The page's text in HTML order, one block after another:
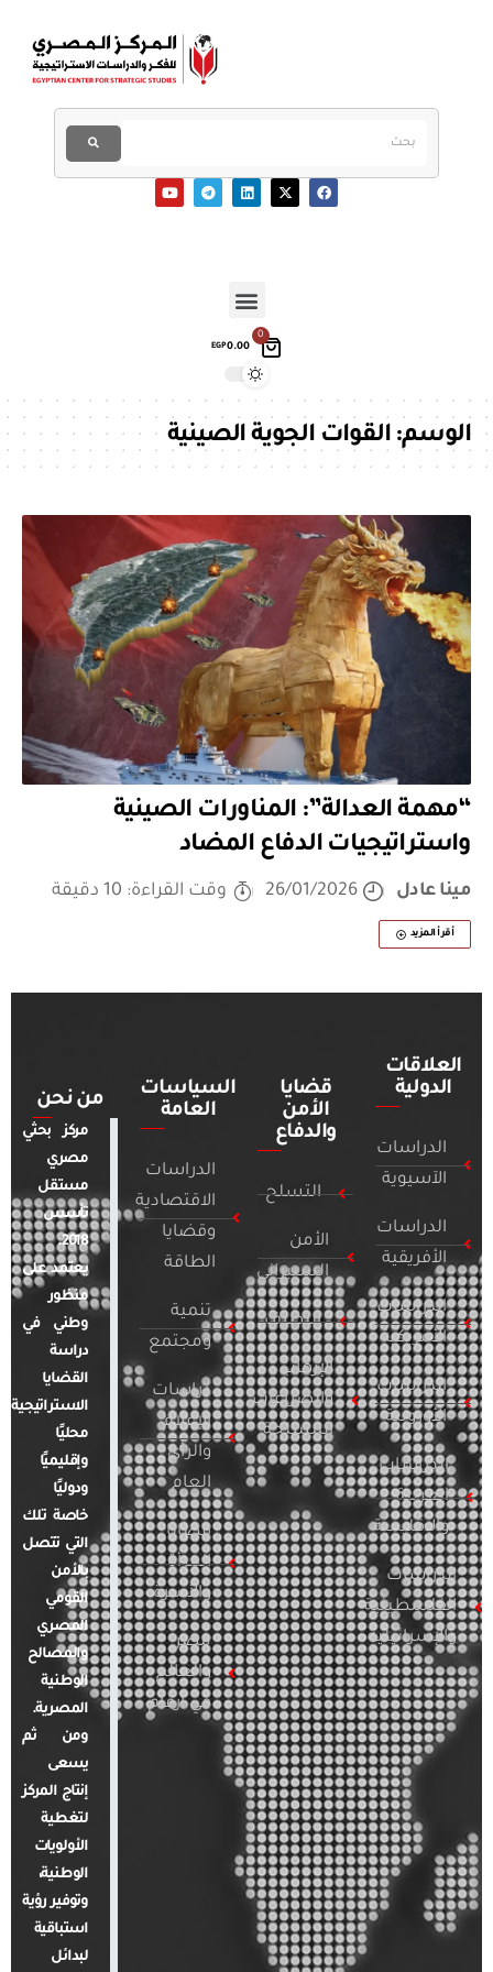
0
EGP0.00
الوسم:القوات الجوية الصينية
“مهمة العدالة”: المناورات الصينية
واستراتيجيات الدفاع المضاد
مينا عادل 26/01/2026 وقت القراءة: 10 دقيقة
أقرأ المزيد
العلاقات
الدولية
الدراسات
الآسيوية
الدراسات
الأفريقية
الدراسات
الأمريكية
الدراسات
الأوروبية
الدراسات
العربية
والإقليمية
الدراسات
الفلسطينية
والإسرائيلية
قضايا
الأمن
والدفاع
التسلح
الأمن
السيبراني
التطرف
الإرهاب
والصراعات
المسلحة
السياسات
العامة
الدراسات
الاقتصادية
وقضايا
الطاقة
تنمية
ومجتمع
دراسات
الإعلام
والرأي
العام
قضايا
المرأة
والأسرة
مصر
والعالم
في أرقام
من نحن
مركز بحثي
مصري
مستقل
تأسس
2018.
يعتمد على
منظور
وطني في
دراسة
القضايا
الاستراتيجية
محليًا
وإقليميًا
ودوليًا
خاصة تلك
التي تتصل
بالأمن
القومي
المصري
والمصالح
الوطنية
المصرية.
ومن ثم
يسعى
إنتاج المركز
لتغطية
الأولويات
الوطنية،
وتوفير رؤية
استباقية
لبدائل